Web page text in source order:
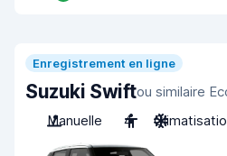
Enregistrement en ligne
Suzuki Swiftou similaire
Manuelle
4